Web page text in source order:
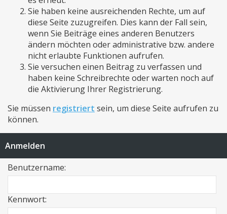
Sie haben keine ausreichenden Rechte, um auf
diese Seite zuzugreifen. Dies kann der Fall sein,
wenn Sie Beiträge eines anderen Benutzers
ändern möchten oder administrative bzw. andere
nicht erlaubte Funktionen aufrufen.
Sie versuchen einen Beitrag zu verfassen und
haben keine Schreibrechte oder warten noch auf
die Aktivierung Ihrer Registrierung.
Sie müssen registriert sein, um diese Seite aufrufen zu
können.
Anmelden
Benutzername:
Kennwort: